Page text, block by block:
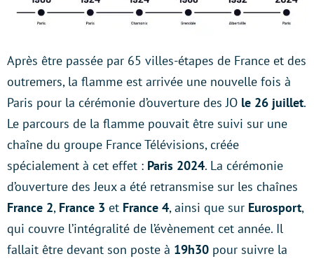
Après être passée par 65 villes-étapes de France et des
outremers, la flamme est arrivée une nouvelle fois à
Paris pour la cérémonie d’ouverture des JO le 26 juillet.
Le parcours de la flamme pouvait être suivi sur une
chaîne du groupe France Télévisions, créée
spécialement à cet effet : Paris 2024. La cérémonie
d’ouverture des Jeux a été retransmise sur les chaînes
France 2, France 3 et France 4, ainsi que sur Eurosport,
qui couvre l’intégralité de l’évènement cet année. Il
fallait être devant son poste à 19h30 pour suivre la